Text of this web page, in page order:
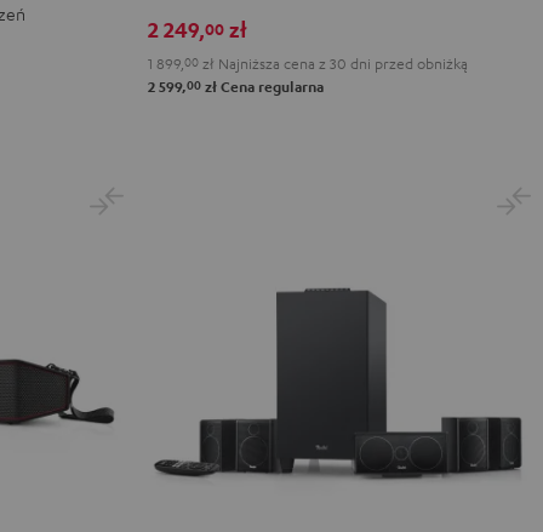
Black
set
White
2 249,00 zł
1 899, 00 zł Najniższa cena z 30 dni przed obniżką
2 599,00 zł Cena regularna